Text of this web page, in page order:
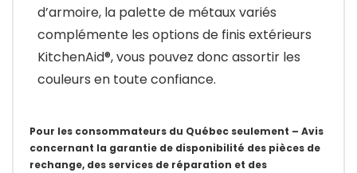
d’armoire, la palette de métaux variés
complémente les options de finis extérieurs
KitchenAid®, vous pouvez donc assortir les
couleurs en toute confiance.
Pour les consommateurs du Québec seulement – Avis
concernant la garantie de disponibilité des pièces de
rechange, des services de réparation et des